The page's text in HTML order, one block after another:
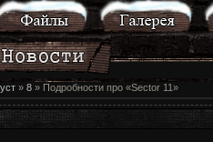
» 8 » Подробности про «Sector 11»